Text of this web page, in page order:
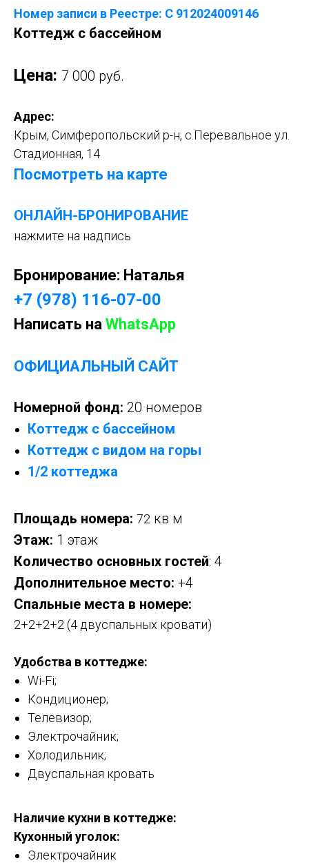
Номер записи в Реестре: С 912024009146
Коттедж с бассейном
Цена: 7 000 руб.
Адрес:
Крым, Симферопольский р-н, с.Перевальное ул.
Стадионная, 14
Посмотреть на карте
ОНЛАЙН-БРОНИРОВАНИЕ
нажмите на надпись
Бронирование: Наталья
+7 (978) 116-07-00
Написать на WhatsApp
ОФИЦИАЛЬНЫЙ САЙТ
Номерной фонд: 20 номеров
Коттедж с бассейном
Коттедж с видом на горы
1/2 коттеджа
Площадь номера: 72 кв м
Этаж: 1 этаж
Количество основных гостей: 4
Дополнительное место: +4
Спальные места в номере:
2+2+2+2 (4 двуспальных кровати)
Удобства в коттедже:
Wi-Fi;
Кондиционер;
Телевизор;
Электрочайник;
Холодильник;
Двуспальная кровать
Наличие кухни в коттедже:
Кухонный уголок:
Электрочайник